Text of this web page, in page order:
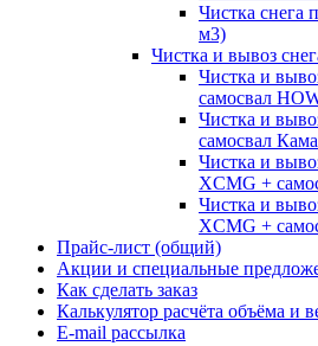
Чистка снега
м3)
Чистка и вывоз
Чистка и
самосвал
Чистка и
самосвал
Чистка и
XCMG +
Чистка и
XCMG +
Прайс-лист (общий)
Акции и специальные
Как сделать заказ
Калькулятор расчёта объёма и
E-mail рассылка